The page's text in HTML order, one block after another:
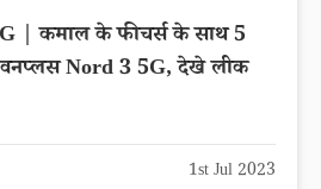
| कमाल के फीचर्स के साथ 5
वनप्लस Nord 3 5G, देखे लीक
1st Jul 2023